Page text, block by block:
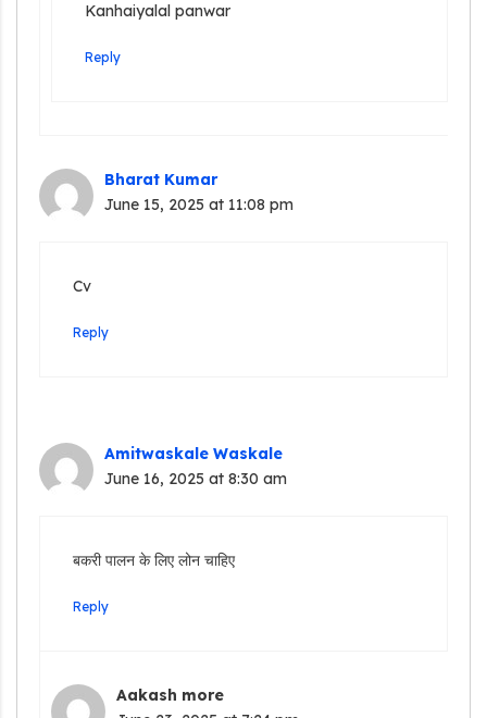
Kanhaiyalal panwar
Reply
Bharat Kumar
June 15, 2025 at 11:08 pm
Cv
Reply
Amitwaskale Waskale
June 16, 2025 at 8:30 am
बकरी पालन के लिए लोन चाहिए
Reply
Aakash more